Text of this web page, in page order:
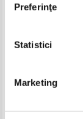
Preferinţe
Statistici
Marketing
Rosamunde
Adaugă în coș